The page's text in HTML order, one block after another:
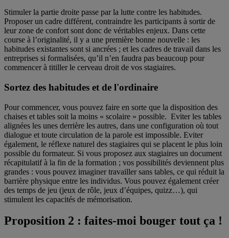
Stimuler la partie droite passe par la lutte contre les habitudes.
Proposer un cadre différent, contraindre les participants à sortir de
leur zone de confort sont donc de véritables enjeux. Dans cette
course à l’originalité, il y a une première bonne nouvelle : les
habitudes existantes sont si ancrées ; et les cadres de travail dans les
entreprises si formalisées, qu’il n’en faudra pas beaucoup pour
commencer à titiller le cerveau droit de vos stagiaires.
Sortez des habitudes et de l'ordinaire
Pour commencer, vous pouvez faire en sorte que la disposition des
chaises et tables soit la moins « scolaire » possible. Eviter les tables
alignées les unes derrière les autres, dans une configuration où tout
dialogue et toute circulation de la parole est impossible. Eviter
également, le réflexe naturel des stagiaires qui se placent le plus loin
possible du formateur. Si vous proposez aux stagiaires un document
récapitulatif à la fin de la formation ; vos possibilités deviennent plus
grandes : vous pouvez imaginer travailler sans tables, ce qui réduit la
barrière physique entre les individus. Vous pouvez également créer
des temps de jeu (jeux de rôle, jeux d’équipes, quizz…), qui
stimulent les capacités de mémorisation.
Proposition 2 : faites-moi bouger tout ça !